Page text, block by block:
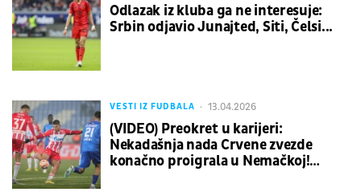
Odlazak iz kluba ga ne interesuje:
Srbin odjavio Junajted, Siti, Čelsi...
VESTI IZ FUDBALA 13.04.2026
(VIDEO) Preokret u karijeri:
Nekadašnja nada Crvene zvezde
konačno proigrala u Nemačkoj!